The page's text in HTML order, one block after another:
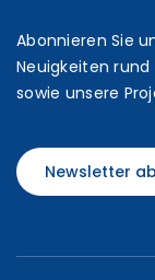
Abonnieren Sie
Neuigkeiten
sowie unsere
Newsletter